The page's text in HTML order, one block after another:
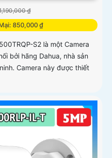
₫
850,000 ₫
S2 là một Camera
bởi hãng Dahua, nhà sản
Camera này được thiết